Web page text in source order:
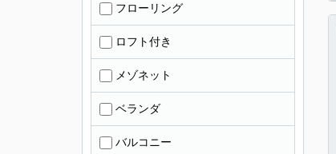
フローリング
ロフト付き
メゾネット
ベランダ
バルコニー